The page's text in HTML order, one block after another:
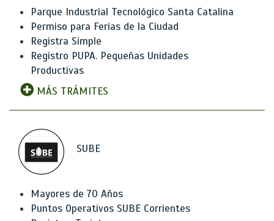
Parque Industrial Tecnológico Santa Catalina
Permiso para Ferias de la Ciudad
Registra Simple
Registro PUPA. Pequeñas Unidades
Productivas
MÁS TRÁMITES
SUBE
Mayores de 70 Años
Puntos Operativos SUBE Corrientes